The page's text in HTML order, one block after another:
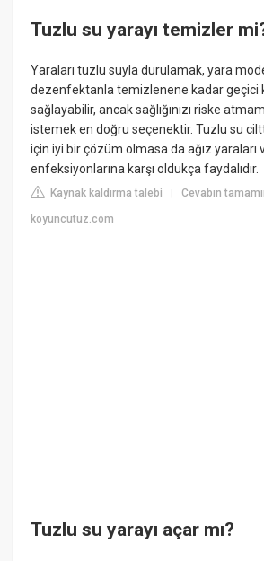
Tuzlu su yarayı temizler
Yaraları tuzlu suyla durulamak, yara
dezenfektanla temizlenene kadar geçici
sağlayabilir, ancak sağlığınızı riske
istemek en doğru seçenektir. Tuzlu su
için iyi bir çözüm olmasa da ağız yaraları
enfeksiyonlarına karşı oldukça faydalıdır.
Kaynak kaldırma talebi |Cevabın
koyuncutuz.com
Tuzlu su yarayı açar mı?